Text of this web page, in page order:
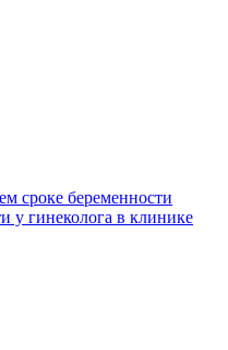
сроке беременности
у гинеколога в клинике